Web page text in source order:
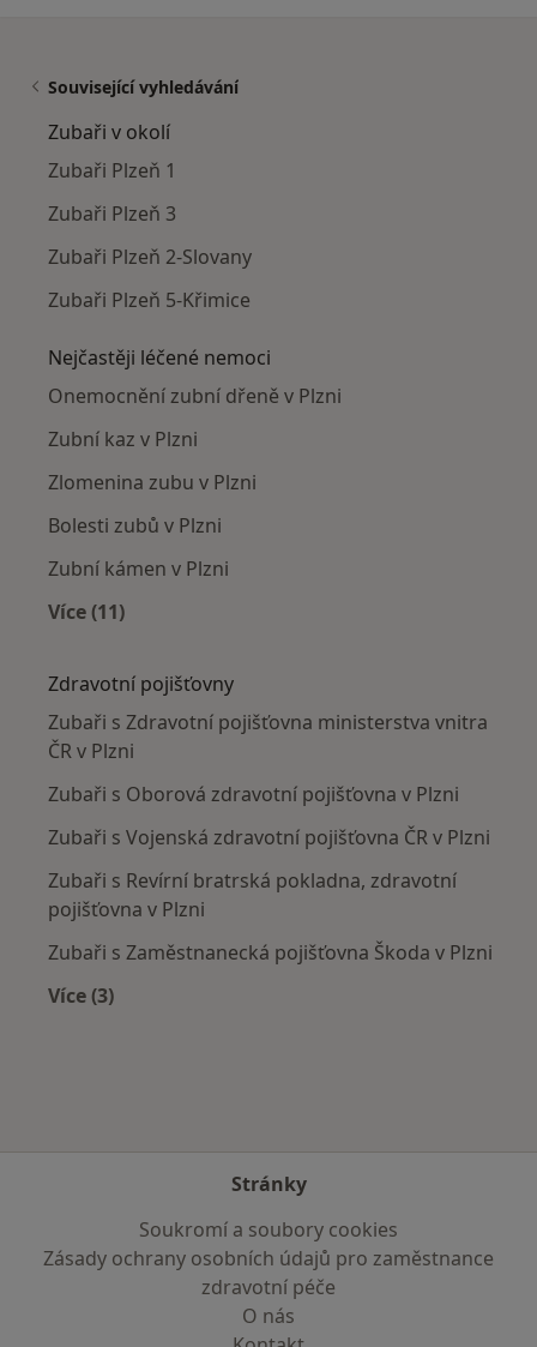
Související vyhledávání
Zubaři v okolí
Zubaři Plzeň 1
Zubaři Plzeň 3
Zubaři Plzeň 2-Slovany
Zubaři Plzeň 5-Křimice
Nejčastěji léčené nemoci
Onemocnění zubní dřeně v Plzni
Zubní kaz v Plzni
Zlomenina zubu v Plzni
Bolesti zubů v Plzni
Zubní kámen v Plzni
Více (11)
Zdravotní pojišťovny
Zubaři s Zdravotní pojišťovna ministerstva vnitra
ČR v Plzni
Zubaři s Oborová zdravotní pojišťovna v Plzni
Zubaři s Vojenská zdravotní pojišťovna ČR v Plzni
Zubaři s Revírní bratrská pokladna, zdravotní
pojišťovna v Plzni
Zubaři s Zaměstnanecká pojišťovna Škoda v Plzni
Více (3)
Stránky
Soukromí a soubory cookies
Zásady ochrany osobních údajů pro zaměstnance
zdravotní péče
O nás